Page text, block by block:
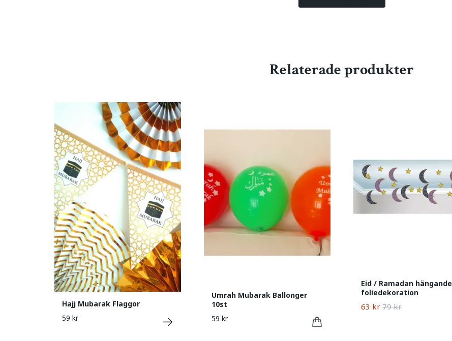
Relaterade produkter
Hajj Mubarak Flaggor
59 kr
Umrah Mubarak Ballonger
10st
59 kr
Eid / Ramadan hängande
foliedekoration
63 kr 79 kr